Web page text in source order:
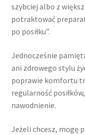
szybciej albo z
potraktować
po posiłku”.
Jednocześnie
ani zdrowego stylu
poprawie komfortu
regularność
nawodnienie.
Jeżeli chcesz, mogę